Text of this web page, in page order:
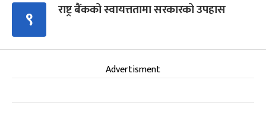
९ राष्ट्र बैंकको स्वायत्ततामा सरकारको उपहास
Advertisment